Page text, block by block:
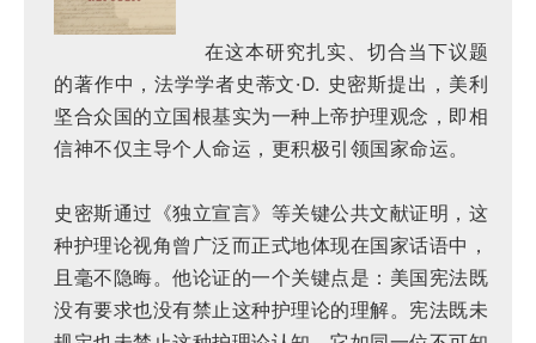
在这本研究扎实、切合当下议题
的著作中，法学学者史蒂文·D. 史密斯提出，美利
坚合众国的立国根基实为一种上帝护理观念，即相
信神不仅主导个人命运，更积极引领国家命运。
史密斯通过《独立宣言》等关键公共文献证明，这
种护理论视角曾广泛而正式地体现在国家话语中，
且毫不隐晦。他论证的一个关键点是：美国宪法既
没有要求也没有禁止这种护理论的理解。宪法既未